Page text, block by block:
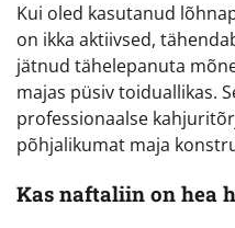
Kui oled kasutanud
on ikka aktiivsed,
jätnud tähelepanuta
majas püsiv toiduallikas.
professionaalse
põhjalikumat maja
Kas naftaliin on hea